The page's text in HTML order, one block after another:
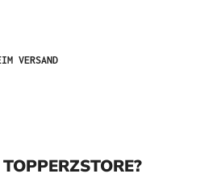
VERSAND